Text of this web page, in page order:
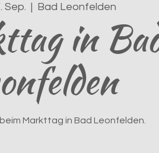
Sep.
  |
Bad Leonfelden
in
Markttag in Bad Leonfelden.